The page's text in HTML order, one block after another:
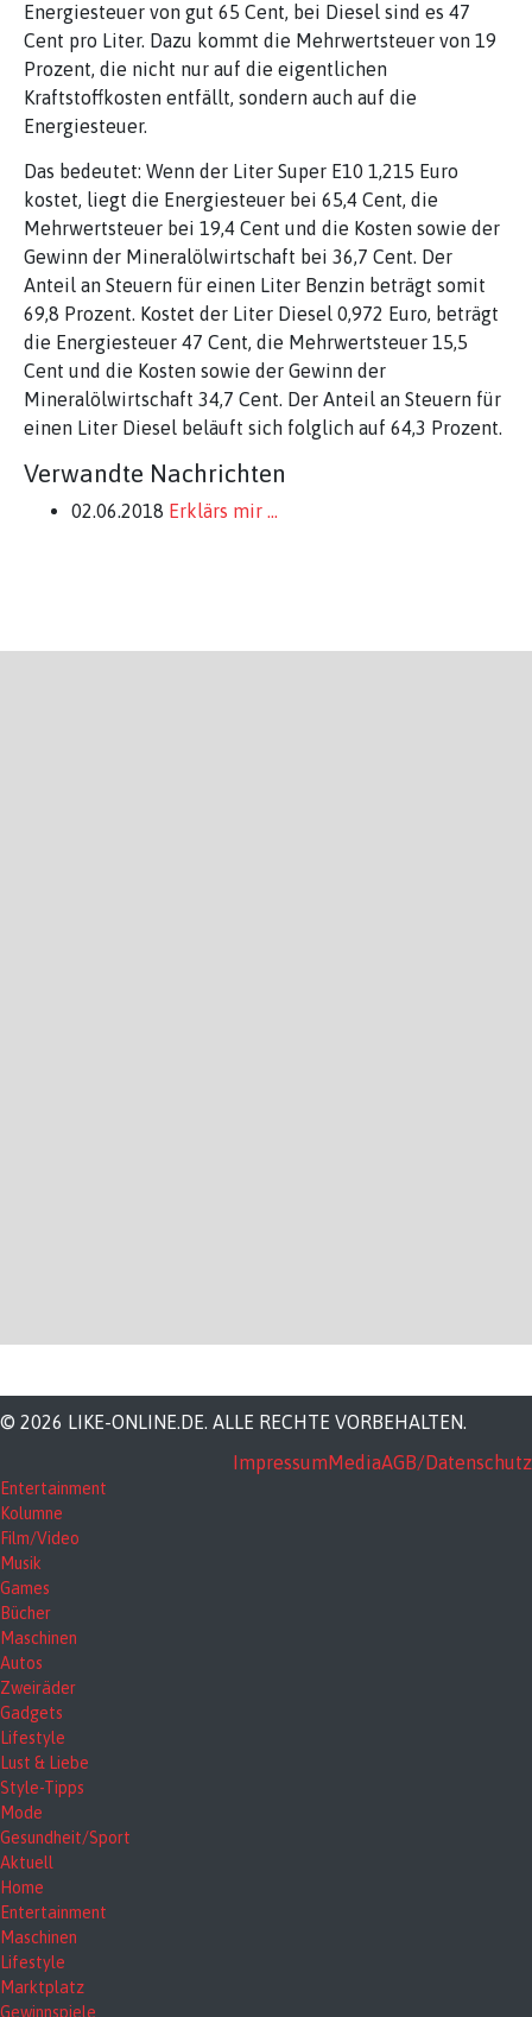
Energiesteuer von gut 65 Cent, bei Diesel sind es 47
Cent pro Liter. Dazu kommt die Mehrwertsteuer von 19
Prozent, die nicht nur auf die eigentlichen
Kraftstoffkosten entfällt, sondern auch auf die
Energiesteuer.
Das bedeutet: Wenn der Liter Super E10 1,215 Euro
kostet, liegt die Energiesteuer bei 65,4 Cent, die
Mehrwertsteuer bei 19,4 Cent und die Kosten sowie der
Gewinn der Mineralölwirtschaft bei 36,7 Cent. Der
Anteil an Steuern für einen Liter Benzin beträgt somit
69,8 Prozent. Kostet der Liter Diesel 0,972 Euro, beträgt
die Energiesteuer 47 Cent, die Mehrwertsteuer 15,5
Cent und die Kosten sowie der Gewinn der
Mineralölwirtschaft 34,7 Cent. Der Anteil an Steuern für
einen Liter Diesel beläuft sich folglich auf 64,3 Prozent.
Verwandte Nachrichten
02.06.2018 Erklärs mir ...
© 2026 LIKE-ONLINE.DE. ALLE RECHTE VORBEHALTEN.
ImpressumMediaAGB/Datenschutz
Entertainment
Kolumne
Film/Video
Musik
Games
Bücher
Maschinen
Autos
Zweiräder
Gadgets
Lifestyle
Lust & Liebe
Style-Tipps
Mode
Gesundheit/Sport
Aktuell
Home
Entertainment
Maschinen
Lifestyle
Marktplatz
Gewinnspiele